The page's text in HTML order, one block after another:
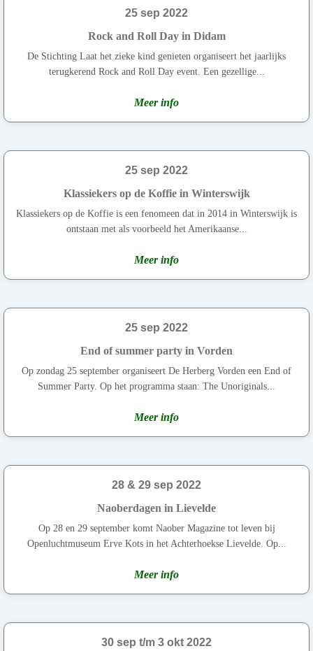
25 sep 2022
Rock and Roll Day in Didam
De Stichting Laat het zieke kind genieten organiseert het jaarlijks
terugkerend Rock and Roll Day event. Een gezellige...
Meer info
25 sep 2022
Klassiekers op de Koffie in Winterswijk
Klassiekers op de Koffie is een fenomeen dat in 2014 in Winterswijk is
ontstaan met als voorbeeld het Amerikaanse...
Meer info
25 sep 2022
End of summer party in Vorden
Op zondag 25 september organiseert De Herberg Vorden een End of
Summer Party. Op het programma staan: The Unoriginals...
Meer info
28 & 29 sep 2022
Naoberdagen in Lievelde
Op 28 en 29 september komt Naober Magazine tot leven bij
Openluchtmuseum Erve Kots in het Achterhoekse Lievelde. Op...
Meer info
30 sep t/m 3 okt 2022